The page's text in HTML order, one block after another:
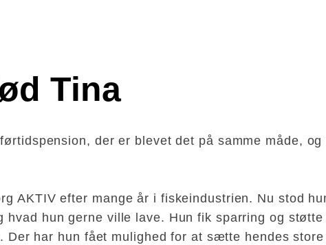
Tina
der er blevet det på samme måde,
AKTIV efter mange år i fiskeindustrien. Nu stod
hun gerne ville lave. Hun fik sparring og
har hun fået mulighed for at sætte hendes